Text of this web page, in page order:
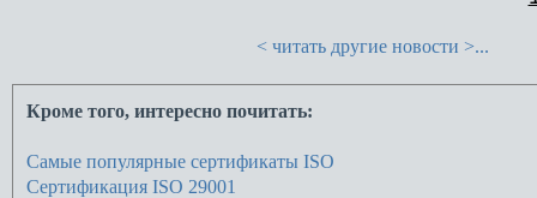
< читать другие новости >...
Кроме того, интересно почитать:
Самые популярные сертификаты ISO
Сертификация ISO 29001